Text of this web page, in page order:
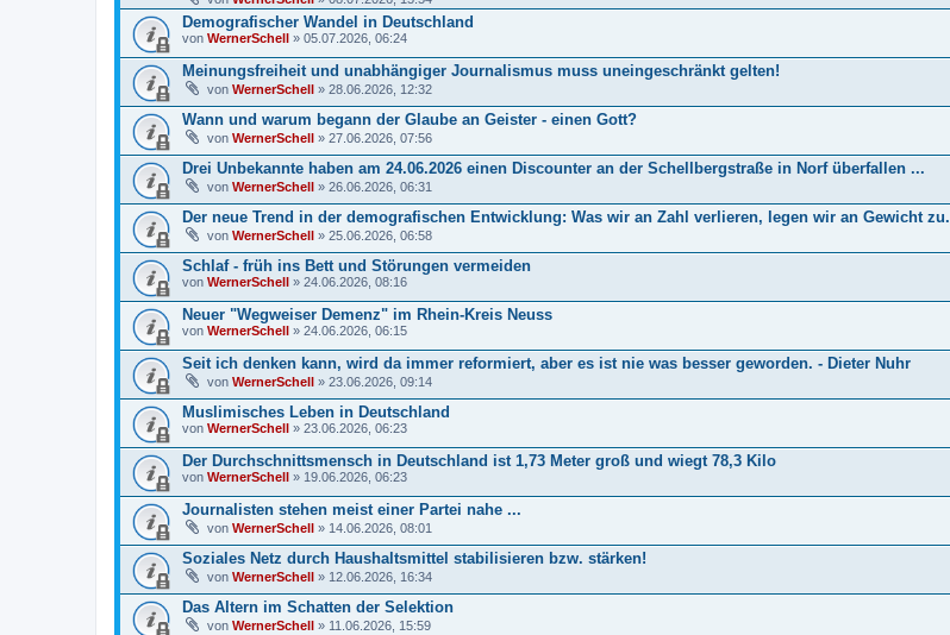
Demografischer Wandel in Deutschland
von WernerSchell » 05.07.2026, 06:24
Meinungsfreiheit und unabhängiger Journalismus muss uneingeschränkt gelten!
von WernerSchell » 28.06.2026, 12:32
Wann und warum begann der Glaube an Geister - einen Gott?
von WernerSchell » 27.06.2026, 07:56
Drei Unbekannte haben am 24.06.2026 einen Discounter an der Schellbergstraße in Norf überfallen ...
von WernerSchell » 26.06.2026, 06:31
Der neue Trend in der demografischen Entwicklung: Was wir an Zahl verlieren, legen wir an Gewicht zu.
von WernerSchell » 25.06.2026, 06:58
Schlaf - früh ins Bett und Störungen vermeiden
von WernerSchell » 24.06.2026, 08:16
Neuer "Wegweiser Demenz" im Rhein-Kreis Neuss
von WernerSchell » 24.06.2026, 06:15
Seit ich denken kann, wird da immer reformiert, aber es ist nie was besser geworden. - Dieter Nuhr
von WernerSchell » 23.06.2026, 09:14
Muslimisches Leben in Deutschland
von WernerSchell » 23.06.2026, 06:23
Der Durchschnittsmensch in Deutschland ist 1,73 Meter groß und wiegt 78,3 Kilo
von WernerSchell » 19.06.2026, 06:23
Journalisten stehen meist einer Partei nahe ...
von WernerSchell » 14.06.2026, 08:01
Soziales Netz durch Haushaltsmittel stabilisieren bzw. stärken!
von WernerSchell » 12.06.2026, 16:34
Das Altern im Schatten der Selektion
von WernerSchell » 11.06.2026, 15:59